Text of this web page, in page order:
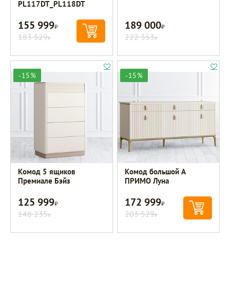
PL117DT_PL118DT
155 999Р
183 529Р
189 000Р
222 353Р
-15%
Комод 5 ящиков
Премиале Бэйз
125 999Р
148 235Р
-15%
Комод большой A
ПРИМО Луна
172 999Р
203 529Р